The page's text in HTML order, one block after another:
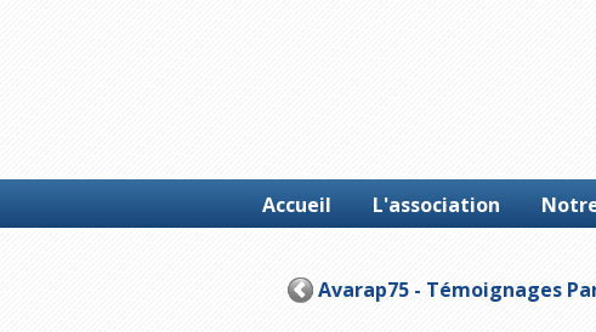
Accueil L'association
Avarap75 - Témoignages